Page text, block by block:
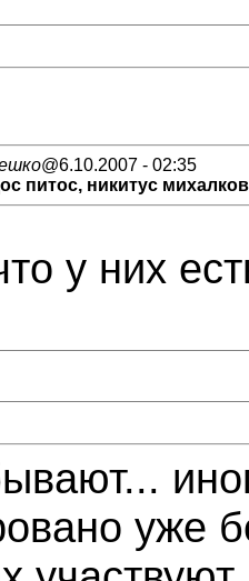
@6.10.2007 - 02:35
питос, никитус
у них
уже